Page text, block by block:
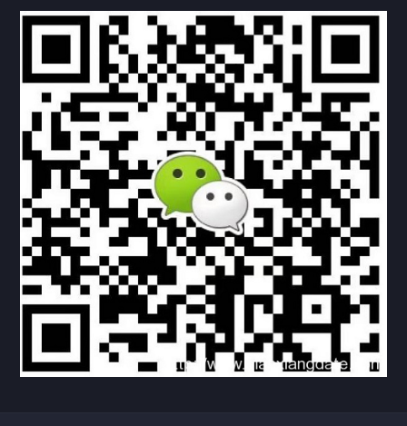
联系方式 关于我们
下载与支持
资料下载 视频中心
常见问题
购买流程 版权条款
北京乾行捷通荣获阿里巴巴国际站多项年度荣誉，持续引
领ICT与AI行业发展
2025/12/22 525 新闻中心 信创服务器国产服务器